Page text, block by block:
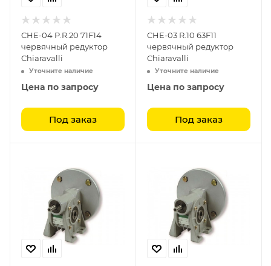
CHE-04 P.R.20 71F14
червячный редуктор
Chiaravalli
Уточните наличие
Цена по запросу
Под заказ
CHE-03 R.10 63F11
червячный редуктор
Chiaravalli
Уточните наличие
Цена по запросу
Под заказ